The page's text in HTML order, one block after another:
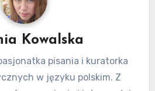
Kowalska
pisania i kuratorka
w języku polskim. Z